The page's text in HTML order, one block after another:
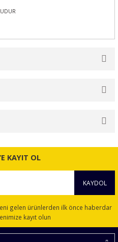
açıklamalarında ve diğer
öneri formunu
bulunuyor.
KAYIT OL
KAYDOL
gelen ürünlerden ilk önce haberdar
kayıt olun